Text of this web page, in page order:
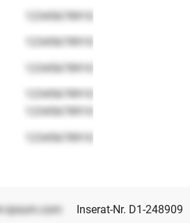
12345678910
12345678910
12345678910
12345678910
12345678910
12345678910
ipsum.com Inserat-Nr. D1-248909